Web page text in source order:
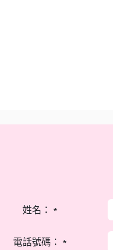
姓名： *
電話號碼： *